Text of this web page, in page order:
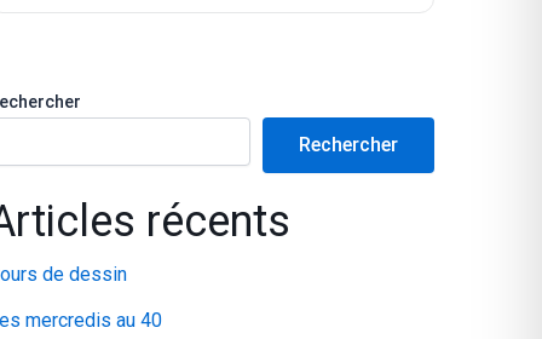
Rechercher
récents
de dessin
mercredis au 40